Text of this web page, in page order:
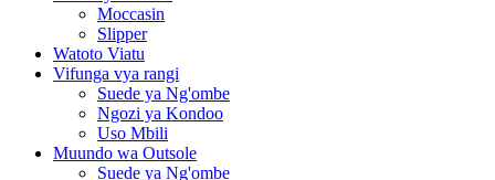
Moccasin
Slipper
Watoto Viatu
Vifunga vya rangi
Suede ya Ng'ombe
Ngozi ya Kondoo
Uso Mbili
Muundo wa Outsole
Suede ya Ng'ombe